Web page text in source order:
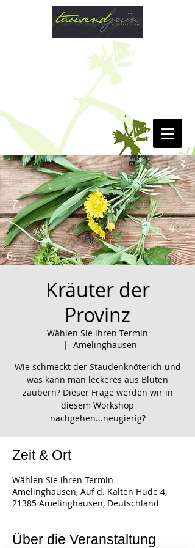
Kräuter der
Provinz
Wählen Sie ihren Termin
  |
Amelinghausen
Wie schmeckt der Staudenknöterich und
was kann man leckeres aus Blüten
zaubern? Dieser Frage werden wir in
diesem Workshop
nachgehen...neugierig?
Zeit & Ort
Wählen Sie ihren Termin
Amelinghausen, Auf d. Kalten Hude 4,
21385 Amelinghausen, Deutschland
Über die Veranstaltung